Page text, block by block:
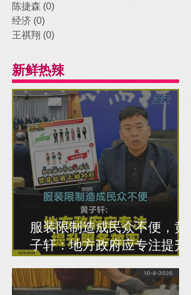
陈捷森 (0)
经济 (0)
王祺翔 (0)
新鲜热辣
服装限制造成民众不便，黄
子轩：地方政府应专注提升